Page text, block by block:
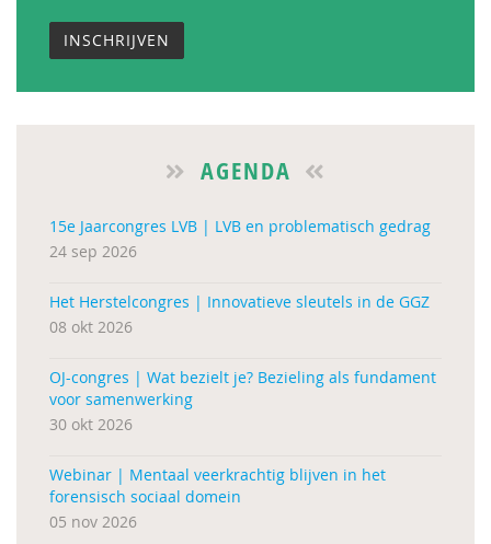
INSCHRIJVEN
AGENDA
15e Jaarcongres LVB | LVB en problematisch gedrag
24 sep 2026
Het Herstelcongres | Innovatieve sleutels in de GGZ
08 okt 2026
OJ-congres | Wat bezielt je? Bezieling als fundament
voor samenwerking
30 okt 2026
Webinar | Mentaal veerkrachtig blijven in het
forensisch sociaal domein
05 nov 2026